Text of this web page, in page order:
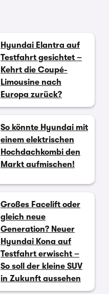
Hyundai Elantra auf
Testfahrt gesichtet –
Kehrt die Coupé-
Limousine nach
Europa zurück?
So könnte Hyundai mit
einem elektrischen
Hochdachkombi den
Markt aufmischen!
Großes Facelift oder
gleich neue
Generation? Neuer
Hyundai Kona auf
Testfahrt erwischt –
So soll der kleine SUV
in Zukunft aussehen